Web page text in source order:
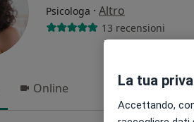
Psicologa · Altro
13 recensioni
Online La tua
Accettando,